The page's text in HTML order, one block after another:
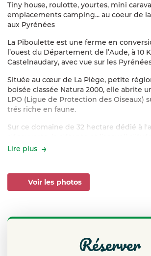
Tiny house, roulotte, yourtes, mini
emplacements camping... au coeur de
aux Pyrénées
La Piboulette est une ferme en
l’ouest du Département de l’Aude, à 10
Castelnaudary, avec vue sur les
Située au cœur de La Piège, petite
boisée classée Natura 2000, elle abrite
LPO (Ligue de Protection des Oiseaux)
trés riche en faune.
Sur ce domaine de 32 hectare dédié à
ou professionnels) nous vous proposons
à 15 personnes) situé dans le corps d’une
ferme traditionnelle audoise,
-uneroulotte(2 personnes),
véritables yourtes mongoles
Lire plus
Voir les photos
réserver